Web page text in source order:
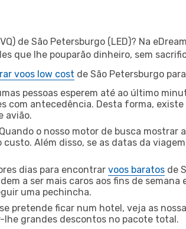
de São Petersburgo (LED)? Na
que lhe pouparão dinheiro, sem
voos low cost de São Petersburgo
pessoas esperem até ao último
com antecedência. Desta forma,
avião.
o nosso motor de busca mostrar
Além disso, se as datas da
dias para encontrar voos baratos de
a ser mais caros aos fins de semana
uma pechincha.
pretende ficar num hotel, veja as
lhe grandes descontos no pacote total.